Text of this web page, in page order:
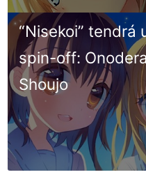
“Nisekoi” tendrá
spin-off:
Shoujo